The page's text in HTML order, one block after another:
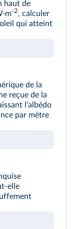
haut de
‑2, calculer
qui atteint
de la
reçue de la
l'albédo
par mètre
elle